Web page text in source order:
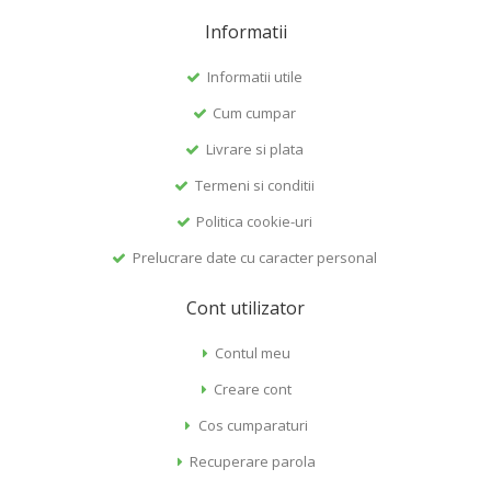
Informatii
Informatii utile
Cum cumpar
Livrare si plata
Termeni si conditii
Politica cookie-uri
Prelucrare date cu caracter personal
Cont utilizator
Contul meu
Creare cont
Cos cumparaturi
Recuperare parola